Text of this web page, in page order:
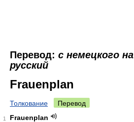
Перевод: с немецкого на
русский
Frauenplan
Толкование Перевод
1
Frauenplan